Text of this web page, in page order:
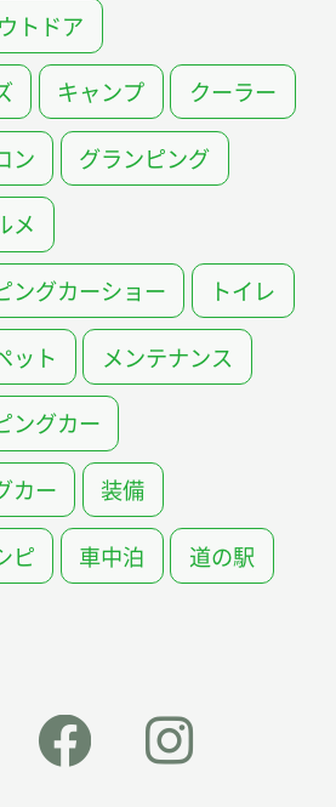
トドア
キャンプ クーラー
ン グランピング
メ
ングカーショー トイレ
ット メンテナンス
ングカー
カー 装備
ピ 車中泊 道の駅